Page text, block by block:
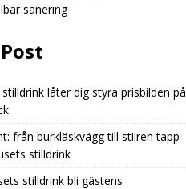
sanering
låter dig styra prisbilden på
från burkläskvägg till stilren tapp
stilldrink
stilldrink bli gästens